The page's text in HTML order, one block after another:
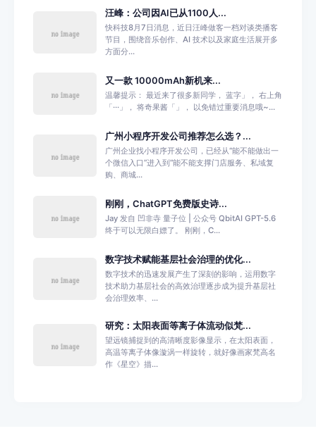
汪峰：公司因AI已从1100人...
快科技8月7日消息，近日汪峰做客一档对谈类播客
节目，围绕音乐创作、AI 技术以及家庭生活展开多
方面分...
又一款 10000mAh新机来...
温馨提示： 最近来了很多新同学， 蓝字」， 右上角
「···」， 将奇果酱「」， 以免错过重要消息哦~...
广州小程序开发公司推荐怎么选？...
广州企业找小程序开发公司，已经从“能不能做出一
个微信入口”进入到“能不能支撑门店服务、私域复
购、商城...
刚刚，ChatGPT免费版史诗...
Jay 发自 凹非寺 量子位 | 公众号 QbitAI GPT-5.6
终于可以无限白嫖了。 刚刚，C...
数字技术赋能基层社会治理的优化...
数字技术的迅速发展产生了深刻的影响，运用数字
技术助力基层社会的高效治理逐步成为提升基层社
会治理效率、...
研究：太阳表面等离子体流动似梵...
望远镜捕捉到的高清晰度影像显示，在太阳表面，
高温等离子体像漩涡一样旋转，就好像画家梵高名
作《星空》描...